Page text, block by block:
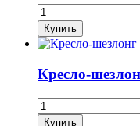
Кресло-